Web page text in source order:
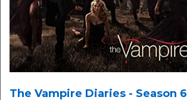
The Vampire Diaries - Season 6